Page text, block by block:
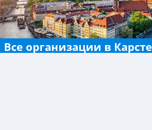
Все организации в Карсте